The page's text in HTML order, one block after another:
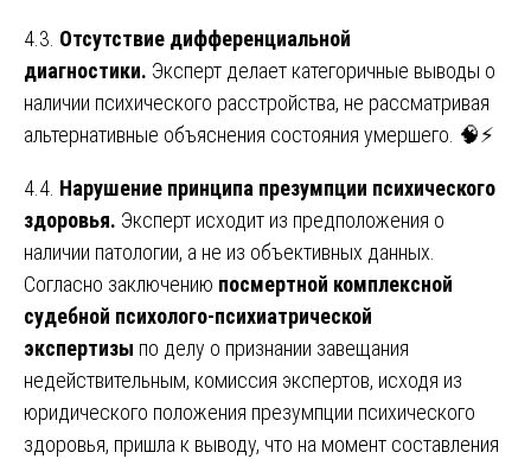
4.3. Отсутствие дифференциальной
диагностики. Эксперт делает категоричные выводы о
наличии психического расстройства, не рассматривая
альтернативные объяснения состояния умершего. 🧠⚡
4.4. Нарушение принципа презумпции психического
здоровья. Эксперт исходит из предположения о
наличии патологии, а не из объективных данных.
Согласно заключению посмертной комплексной
судебной психолого-психиатрической
экспертизы по делу о признании завещания
недействительным, комиссия экспертов, исходя из
юридического положения презумпции психического
здоровья, пришла к выводу, что на момент составления